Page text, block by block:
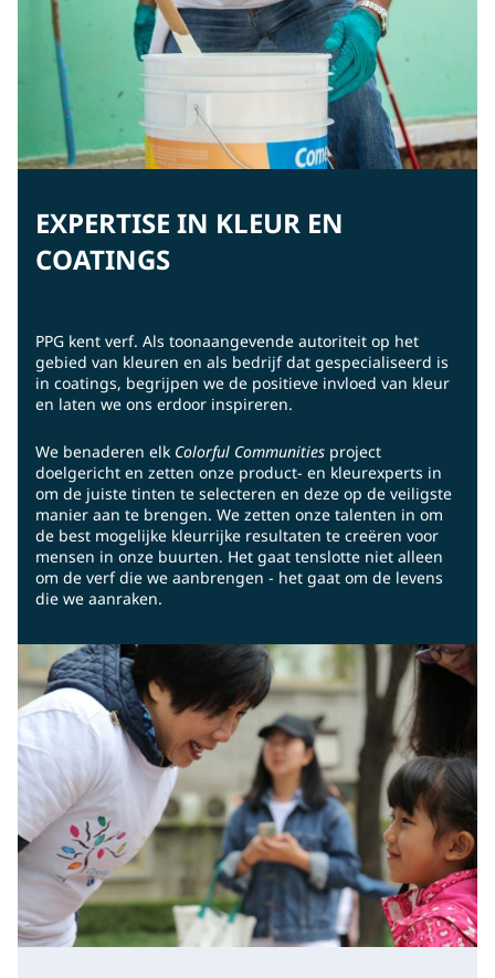
EXPERTISE IN KLEUR EN
COATINGS
PPG kent verf. Als toonaangevende autoriteit op het
gebied van kleuren en als bedrijf dat gespecialiseerd is
in coatings, begrijpen we de positieve invloed van kleur
en laten we ons erdoor inspireren.
We benaderen elk Colorful Communities project
doelgericht en zetten onze product- en kleurexperts in
om de juiste tinten te selecteren en deze op de veiligste
manier aan te brengen. We zetten onze talenten in om
de best mogelijke kleurrijke resultaten te creëren voor
mensen in onze buurten. Het gaat tenslotte niet alleen
om de verf die we aanbrengen - het gaat om de levens
die we aanraken.